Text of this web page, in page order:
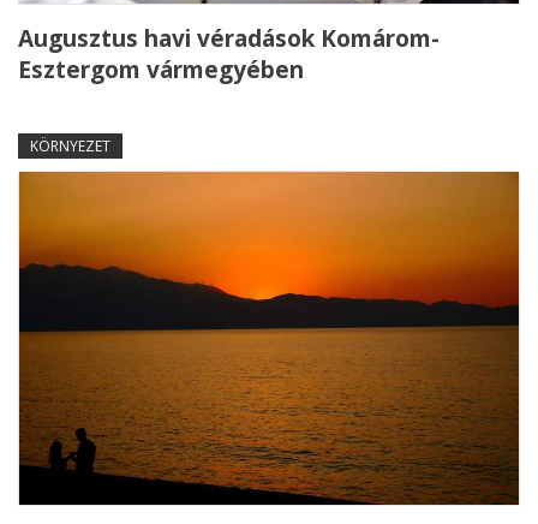
Augusztus havi véradások Komárom-
Esztergom vármegyében
KÖRNYEZET